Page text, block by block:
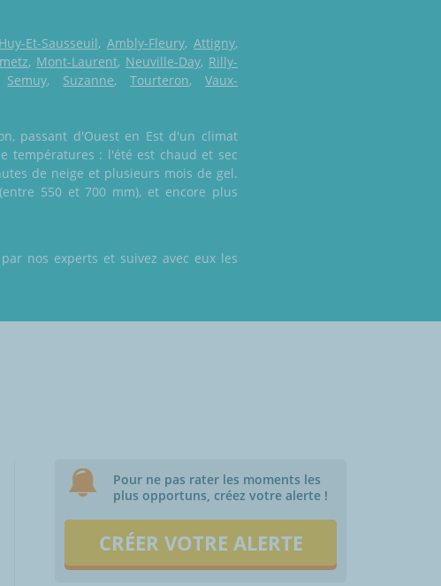
Et-Sausseuil, Ambly-Fleury,Attigny,
, Mont-Laurent, Neuville-Day, Rilly-
Semuy, Suzanne,Tourteron,Vaux-
passant d'Ouest en Est d'un climat
températures : l'été est chaud et sec
de neige et plusieurs mois de gel.
550 et 700 mm), et encore plus
nos experts et suivez avec eux les
Pour ne pas rater les moments les
plus opportuns, créez votre alerte !
CRÉER VOTRE ALERTE